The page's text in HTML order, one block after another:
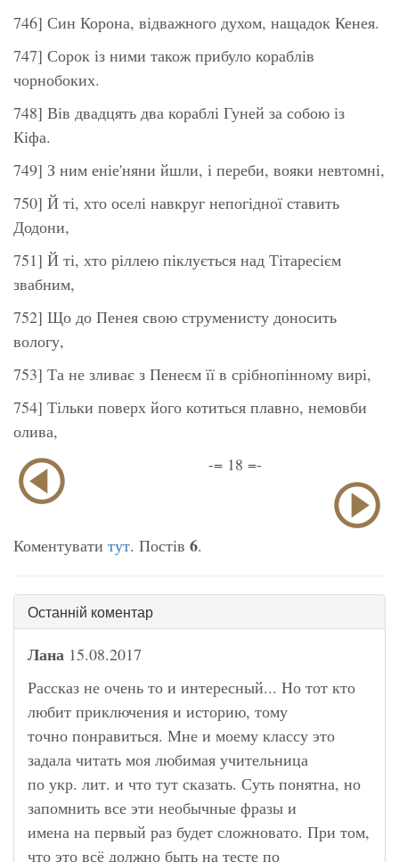
746] Син Корона, відважного духом, нащадок Кенея.
747] Сорок із ними також прибуло кораблів
чорнобоких.
748] Вів двадцять два кораблі Гуней за собою із
Кіфа.
749] З ним еніе'няни йшли, і переби, вояки невтомні,
750] Й ті, хто оселі навкруг непогідної ставить
Додони,
751] Й ті, хто ріллею піклується над Тітаресієм
звабним,
752] Що до Пенея свою струменисту доносить
вологу,
753] Та не зливає з Пенеєм її в срібнопінному вирі,
754] Тільки поверх його котиться плавно, немовби
олива,
-= 18 =-
Коментувати тут. Постів 6.
Останній коментар
Лана 15.08.2017
Рассказ не очень то и интересный... Но тот кто
любит приключения и историю, тому
точно понравиться. Мне и моему классу это
задала читать моя любимая учительница
по укр. лит. и что тут сказать. Суть понятна, но
запомнить все эти необычные фразы и
имена на первый раз будет сложновато. При том,
что это всё должно быть на тесте по